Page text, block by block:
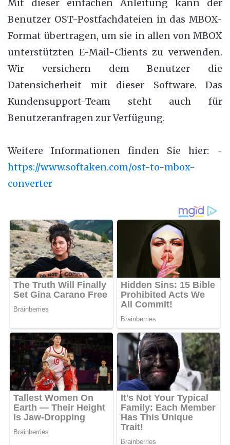
Mit dieser einfachen Anleitung kann der
Benutzer OST-Postfachdateien in das MBOX-
Format übertragen, um sie in allen von MBOX
unterstützten E-Mail-Clients zu verwenden.
Wir versichern dem Benutzer die
Datensicherheit mit dieser Software. Das
Kundensupport-Team steht auch für
Benutzeranfragen zur Verfügung.
Weitere Informationen finden Sie hier: -
https://www.softaken.com/ost-to-mbox-
converter